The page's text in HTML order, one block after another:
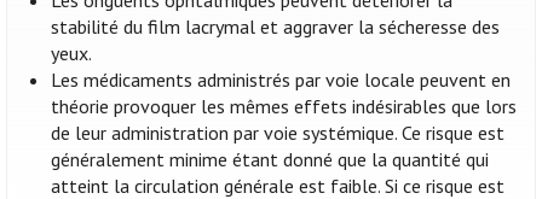
stabilité du film lacrymal et aggraver la sécheresse des
yeux.
Les médicaments administrés par voie locale peuvent en
théorie provoquer les mêmes effets indésirables que lors
de leur administration par voie systémique. Ce risque est
généralement minime étant donné que la quantité qui
atteint la circulation générale est faible. Si ce risque est